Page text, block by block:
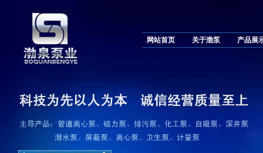
网站首页 关于渤泵 产品展